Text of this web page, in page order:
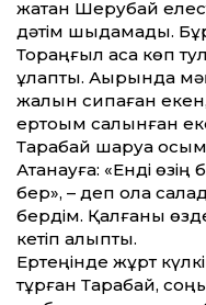
жатқан Шерубай
дәтім шыдамады.
Тораңғыл қасқа көп
құлапты. Ақырында
жалын сипаған екен,
ертоқым салынған
Тарақбай шаруа
Ақтанауға: «Енді өзің
бер», – деп қолқа
бердім. Қалғаны
кетіп қалыпты.
Ертеңінде жұрт
тұрған Тарақбай,